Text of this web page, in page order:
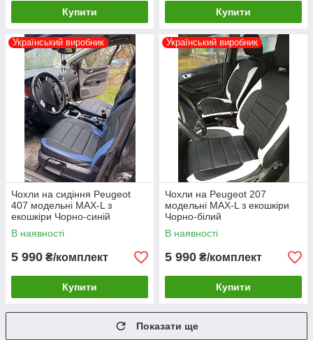
Купити Купити
Український виробник
Чохли на сидіння Peugeot
407 модельні MAX-L з
екошкіри Чорно-синій
В наявності
5 990 ₴/комплект
Купити
Український виробник
Чохли на Peugeot 207
модельні MAX-L з екошкіри
Чорно-білий
В наявності
5 990 ₴/комплект
Купити
Показати ще